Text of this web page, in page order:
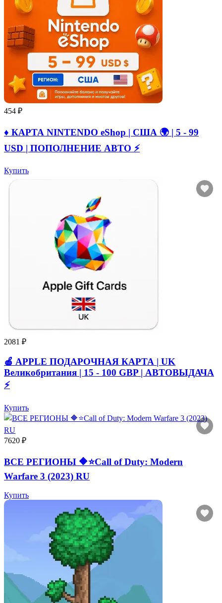
454 ₽
♦️ КАРТА NINTENDO eShop | США 🌍 | 5 - 99
USD | ПОПОЛНЕНИЕ АВТО ⚡
Купить
2081 ₽
🍎 APPLE ПОДАРОЧНАЯ КАРТА | UK
Великобритания | 15 - 100 GBP | АВТОВЫДАЧА
⚡️
Купить
7620 ₽
ВСЕ РЕГИОНЫ 🔶⭐Call of Duty: Modern
Warfare 3 (2023) RU
Купить